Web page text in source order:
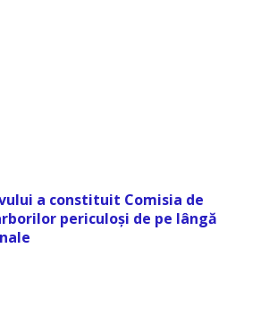
a constituit Comisia de
periculoși de pe lângă